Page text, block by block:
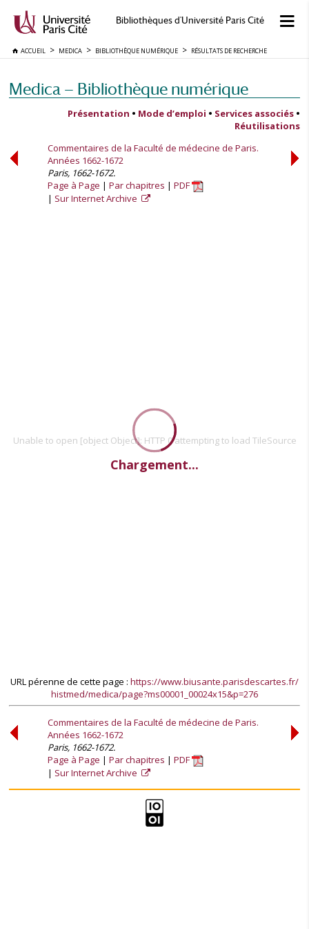
Bibliothèques d'Université Paris Cité
ACCUEIL MEDICA BIBLIOTHÈQUE NUMÉRIQUE RÉSULTATS DE RECHERCHE
Medica — Bibliothèque numérique
Présentation • Mode d’emploi • Services associés •
Réutilisations
Commentaires de la Faculté de médecine de Paris.
Années 1662-1672
Paris, 1662-1672.
Page à Page
Par chapitres
PDF
Sur Internet Archive
Unable to open [object Object]: HTTP 0 attempting to load TileSource
Chargement...
URL pérenne de cette page : https://www.biusante.parisdescartes.fr/
histmed/medica/page?ms00001_00024x15&p=276
Commentaires de la Faculté de médecine de Paris.
Années 1662-1672
Paris, 1662-1672.
Page à Page
Par chapitres
PDF
Sur Internet Archive